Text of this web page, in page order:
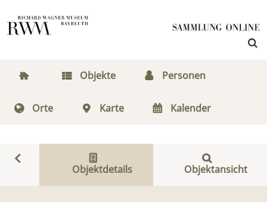
Objekte Personen
Orte Karte Kalender
Objektdetails Objektansicht